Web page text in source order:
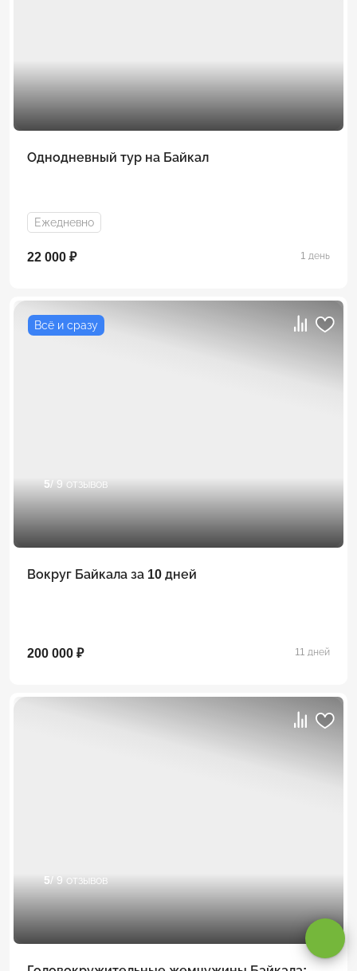
Однодневный тур на Байкал
Ежедневно
22 000 ₽ 1 день
Всё и сразу
5/ 9 отзывов
Вокруг Байкала за 10 дней
200 000 ₽ 11 дней
5/ 9 отзывов
Оставаясь на сайте, вы даете